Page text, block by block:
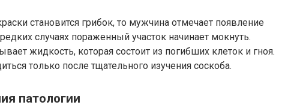
становится грибок, то мужчина отмечает появление
случаях пораженный участок начинает мокнуть.
жидкость, которая состоит из погибших клеток и гноя.
только после тщательного изучения соскоба.
патологии